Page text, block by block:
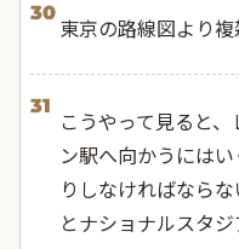
30
東京の路線図より
31
こうやって見ると
ン駅へ向かうには
りしなければなら
とナショナルスタ